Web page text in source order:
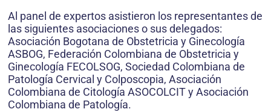
Al panel de expertos asistieron los representantes de
las siguientes asociaciones o sus delegados:
Asociación Bogotana de Obstetricia y Ginecología
ASBOG, Federación Colombiana de Obstetricia y
Ginecología FECOLSOG, Sociedad Colombiana de
Patología Cervical y Colposcopia, Asociación
Colombiana de Citología ASOCOLCIT y Asociación
Colombiana de Patología.